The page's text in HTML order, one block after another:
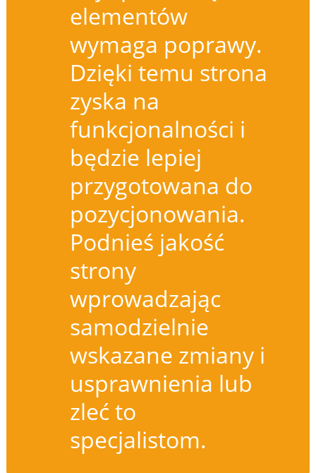
elementów
wymaga poprawy.
Dzięki temu strona
zyska na
funkcjonalności i
będzie lepiej
przygotowana do
pozycjonowania.
Podnieś jakość
strony
wprowadzając
samodzielnie
wskazane zmiany i
usprawnienia lub
zleć to
specjalistom.